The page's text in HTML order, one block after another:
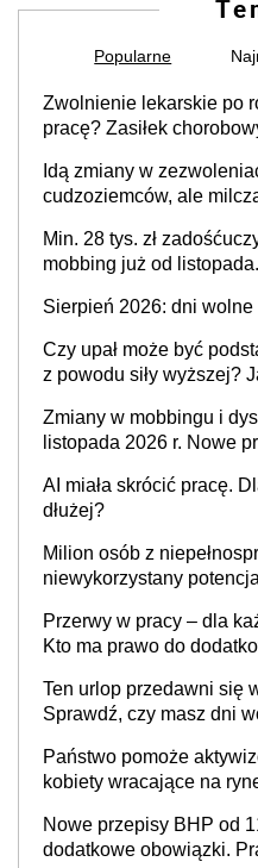
Popularne
Zwolnienie lekarskie po
pracę? Zasiłek
stosunku pracy
Idą zmiany w
cudzoziemców, ale
Min. 28 tys. zł
mobbing już od
Sierpień 2026: dni
Czy upał może być
z powodu siły wyższej?
Zmiany w mobbingu i
listopada 2026 r. Nowe
AI miała skrócić pracę.
dłużej?
Milion osób z
niewykorzystany
refundacji, ale bariery po
świadomości
Przerwy w pracy – dla
Kto ma prawo do
Ten urlop przedawni się
Sprawdź, czy masz dni
Państwo pomoże
kobiety wracające na
neuroatypowe.
Inkluzywności w
Nowe przepisy BHP od
dodatkowe obowiązki.